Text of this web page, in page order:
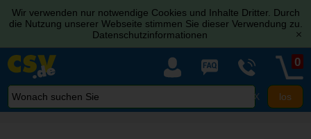
Wir verwenden nur notwendige Cookies und Inhalte Dritter. Durch
die Nutzung unserer Webseite stimmen Sie dieser Verwendung zu.
Datenschutzinformationen
[x]
X
0